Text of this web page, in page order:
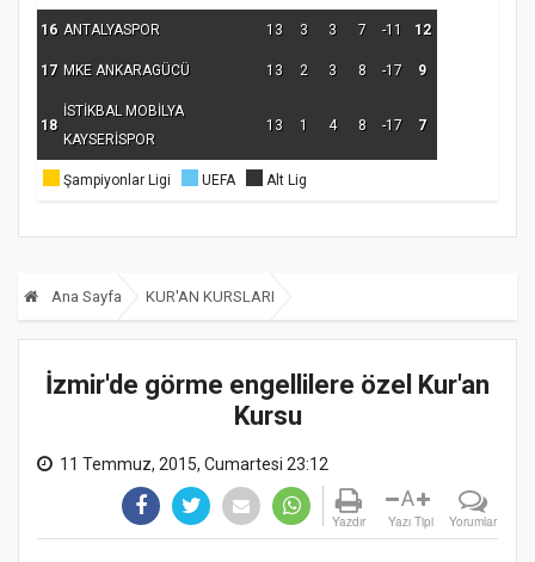
16 ANTALYASPOR 13 3 3 7 -11 12
17 MKE ANKARAGÜCÜ 13 2 3 8 -17 9
18
İSTİKBAL MOBİLYA
KAYSERİSPOR
13 1 4 8 -17 7
Şampiyonlar Ligi UEFA Alt Lig
Ana Sayfa KUR'AN KURSLARI
İzmir'de görme engellilere özel Kur'an
Kursu
11 Temmuz, 2015, Cumartesi 23:12
Yazdır
A
Yazı Tipi Yorumlar